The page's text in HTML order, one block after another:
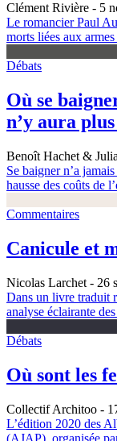
Clément Rivière - 5
Le romancier Paul
morts liées aux
Débats
Où se
n’y aura plus
Benoît Hachet &
Se baigner n’a
hausse des coûts de
Commentaires
Canicule et
Nicolas Larchet - 26
Dans un livre traduit
analyse éclairante
Débats
Où sont les
Collectif Architoo -
L’édition 2020 des
(AJAP), organisée